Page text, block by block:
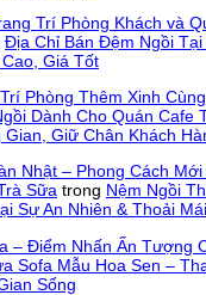
Trí Phòng Khách và
Địa Chỉ Bán Đệm Ngồi
Giá Tốt
Phòng Thêm Xinh
Dành Cho Quán Cafe
Gian, Giữ Chân Khách
Nhật – Phong Cách
Sữa trong Nệm Ngồi
Sự An Nhiên & Thoải Mái
– Điểm Nhấn Ấn Tượng
Sofa Mẫu Hoa Sen –
Sống